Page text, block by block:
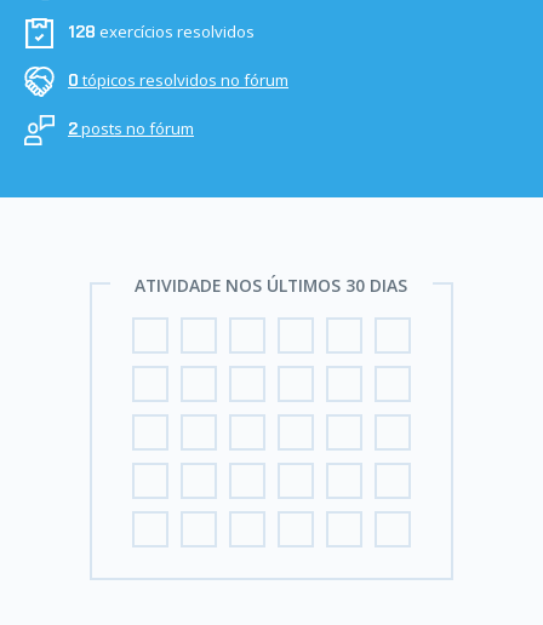
128 exercícios resolvidos
0 tópicos resolvidos no fórum
2posts no fórum
ATIVIDADE NOS ÚLTIMOS 30 DIAS